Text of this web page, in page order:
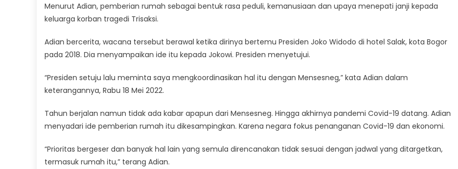
Menurut Adian, pemberian rumah sebagai bentuk rasa peduli, kemanusiaan dan upaya menepati janji kepada
keluarga korban tragedi Trisaksi.
Adian bercerita, wacana tersebut berawal ketika dirinya bertemu Presiden Joko Widodo di hotel Salak, kota Bogor
pada 2018. Dia menyampaikan ide itu kepada Jokowi. Presiden menyetujui.
“Presiden setuju lalu meminta saya mengkoordinasikan hal itu dengan Mensesneg,” kata Adian dalam
keterangannya, Rabu 18 Mei 2022.
Tahun berjalan namun tidak ada kabar apapun dari Mensesneg. Hingga akhirnya pandemi Covid-19 datang. Adian
menyadari ide pemberian rumah itu dikesampingkan. Karena negara fokus penanganan Covid-19 dan ekonomi.
“Prioritas bergeser dan banyak hal lain yang semula direncanakan tidak sesuai dengan jadwal yang ditargetkan,
termasuk rumah itu,” terang Adian.